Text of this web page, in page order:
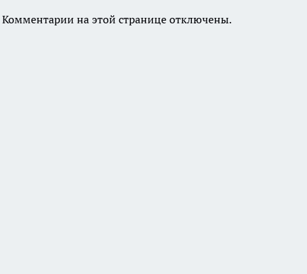
Комментарии на этой странице отключены.